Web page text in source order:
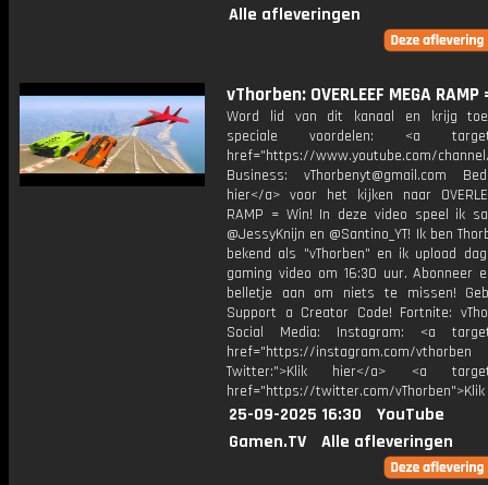
Alle afleveringen
vThorben: OVERLEEF MEGA RAMP
Word lid van dit kanaal en krijg
speciale voordelen: <a
href="https://www.youtube.com/channel/
Business: vThorbenyt@gmail.com
hier</a> voor het kijken naar
RAMP = Win! In deze video speel ik
@JessyKnijn en @Santino_YT! Ik ben
bekend als "vThorben" en ik upload
gaming video om 16:30 uur. Abonneer
belletje aan om niets te missen!
Support a Creator Code! Fortnite:
Social Media: Instagram: <a
href="https://instagram.com/vthorben
Twitter:">Klik hier</a> <a
href="https://twitter.com/
25-09-2025 16:30
YouTube
Gamen.TV
Alle afleveringen